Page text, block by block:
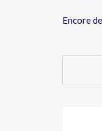
Encore